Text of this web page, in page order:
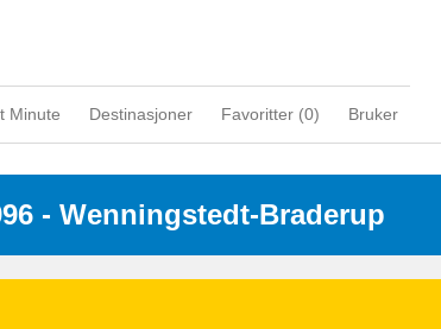
Minute Destinasjoner Favoritter (0) Bruker
- Wenningstedt-Braderup